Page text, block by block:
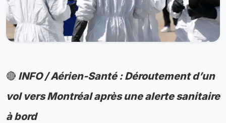
🔴 INFO / Aérien-Santé : Déroutement d’un
vol vers Montréal après une alerte sanitaire
à bord